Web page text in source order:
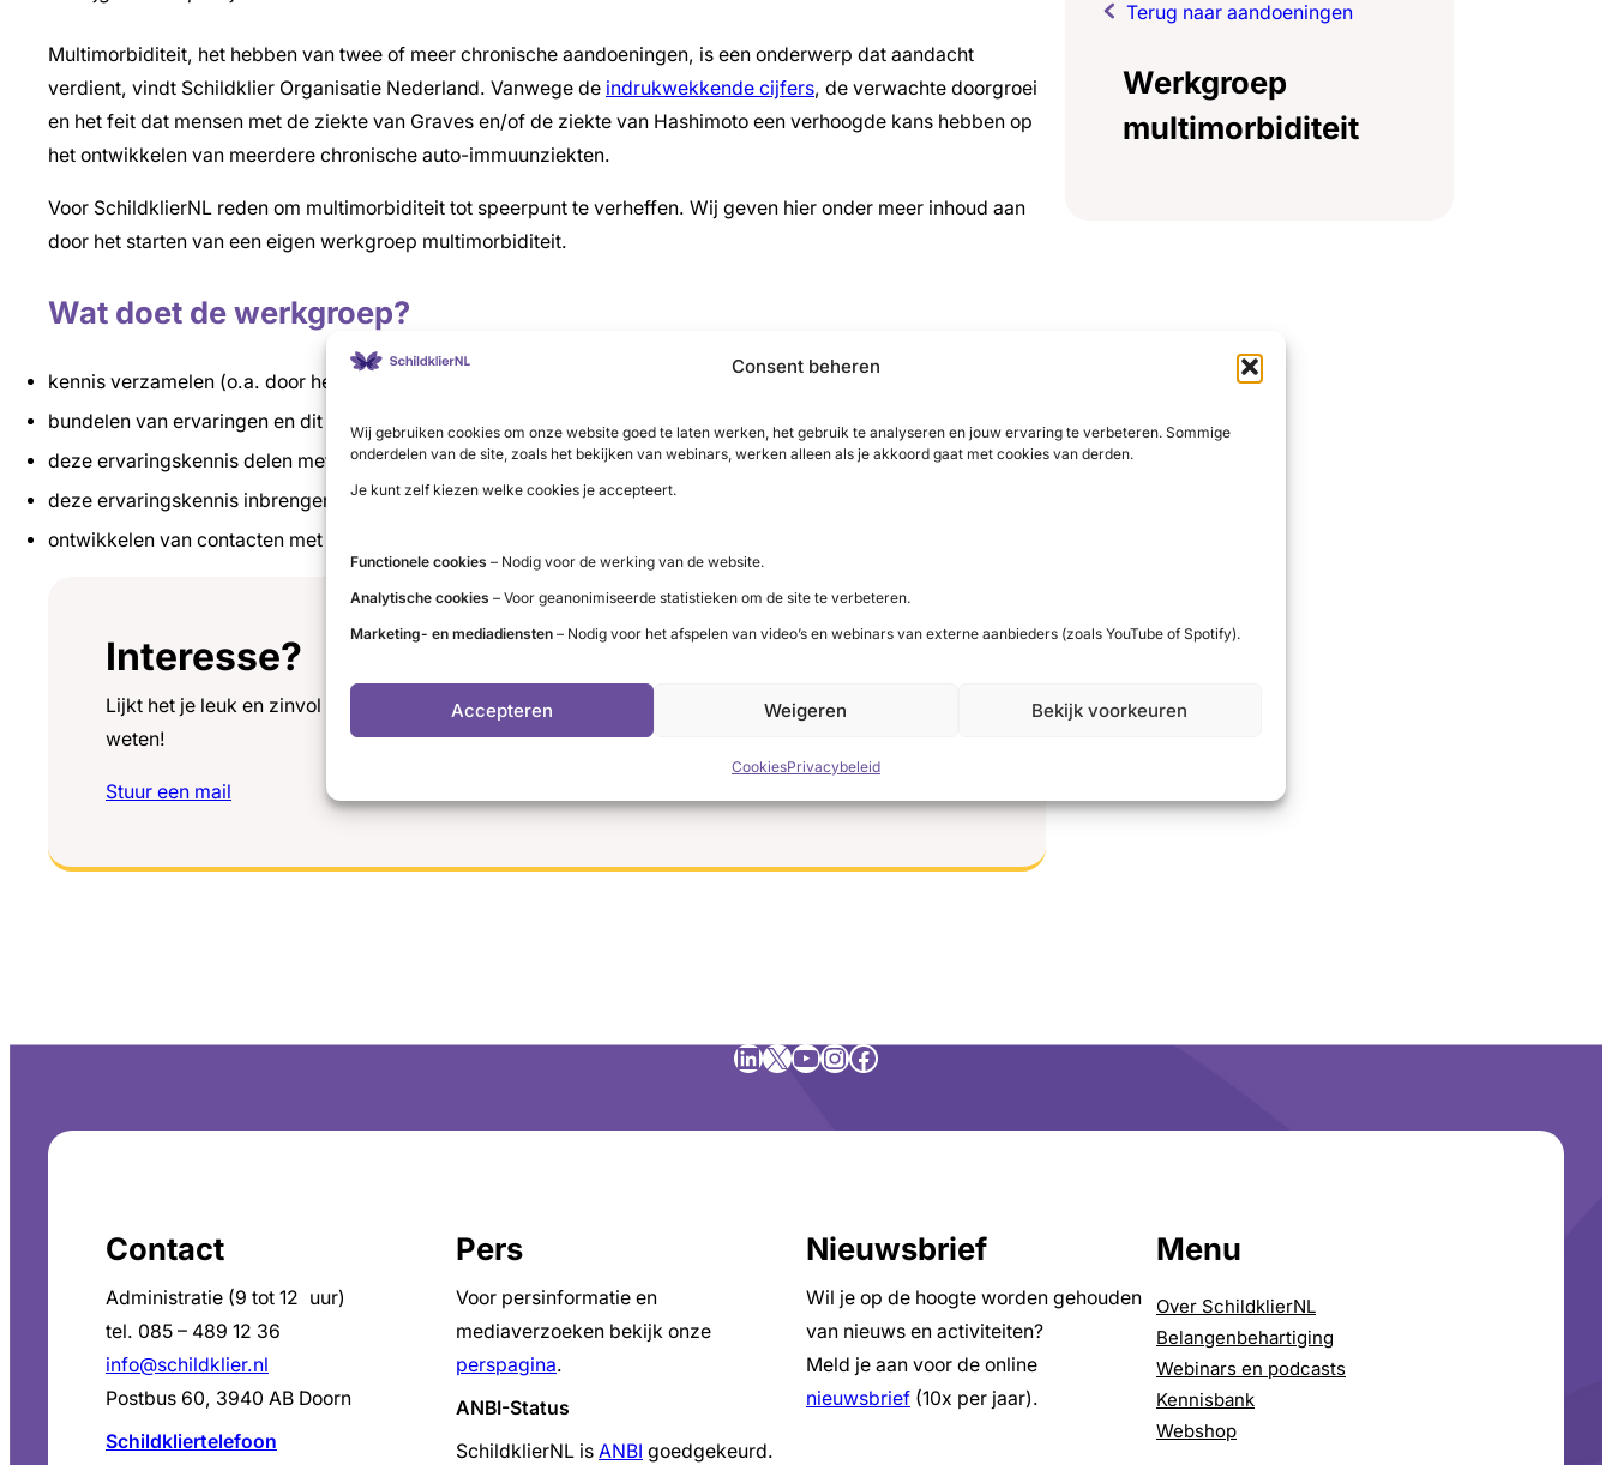
Consent beheren
Wij gebruiken cookies om onze website goed te laten werken, het gebruik te analyseren en jouw ervaring te verbeteren. Sommige
onderdelen van de site, zoals het bekijken van webinars, werken alleen als je akkoord gaat met cookies van derden.
Je kunt zelf kiezen welke cookies je accepteert.
Functionele cookies – Nodig voor de werking van de website.
Analytische cookies – Voor geanonimiseerde statistieken om de site te verbeteren.
Marketing- en mediadiensten – Nodig voor het afspelen van video’s en webinars van externe aanbieders (zoals YouTube of Spotify).
Accepteren Weigeren Bekijk voorkeuren
CookiesPrivacybeleid
Multimorbiditeit, het hebben van twee of meer chronische aandoeningen, is een onderwerp dat aandacht
verdient, vindt Schildklier Organisatie Nederland. Vanwege de indrukwekkende cijfers, de verwachte doorgroei
en het feit dat mensen met de ziekte van Graves en/of de ziekte van Hashimoto een verhoogde kans hebben op
het ontwikkelen van meerdere chronische auto-immuunziekten.
Voor SchildklierNL reden om multimorbiditeit tot speerpunt te verheffen. Wij geven hier onder meer inhoud aan
door het starten van een eigen werkgroep multimorbiditeit.
Wat doet de werkgroep?
kennis verzamelen (o.a. door het organiseren van een Kennisfestival);
bundelen van ervaringen en dit vertalen naar ervaringskennis;
deze ervaringskennis delen met de achterban via onze mediakanalen;
deze ervaringskennis inbrengen bij de zorg;
ontwikkelen van contacten met op dit thema gespecialiseerde zorgverleners en onderzoekers.
Interesse?
Lijkt het je leuk en zinvol om mee te werken binnen de werkgroep multimorbiditeit? Laat het ons
weten!
Stuur een mail
Terug naar aandoeningen
Werkgroep
multimorbiditeit
LinkedIn
X YouTube
Instagram
Facebook
Contact
Administratie (9 tot 12 uur)
tel. 085 – 489 12 36
info@schildklier.nl
Postbus 60, 3940 AB Doorn
Schildkliertelefoon
Pers
Voor persinformatie en
mediaverzoeken bekijk onze
perspagina.
ANBI-Status
SchildklierNL is ANBI goedgekeurd.
Nieuwsbrief
Wil je op de hoogte worden gehouden
van nieuws en activiteiten?
Meld je aan voor de online
nieuwsbrief (10x per jaar).
Menu
Over SchildklierNL
Belangenbehartiging
Webinars en podcasts
Kennisbank
Webshop